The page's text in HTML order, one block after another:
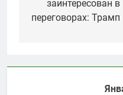
заинтересован в
переговорах: Трамп